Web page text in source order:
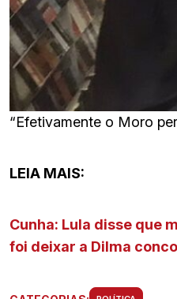
“Efetivamente o Moro
LEIA MAIS:
Cunha: Lula disse que
foi deixar a Dilma